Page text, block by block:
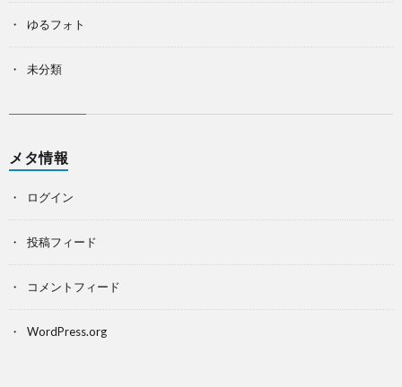
ゆるフォト
未分類
メタ情報
ログイン
投稿フィード
コメントフィード
WordPress.org